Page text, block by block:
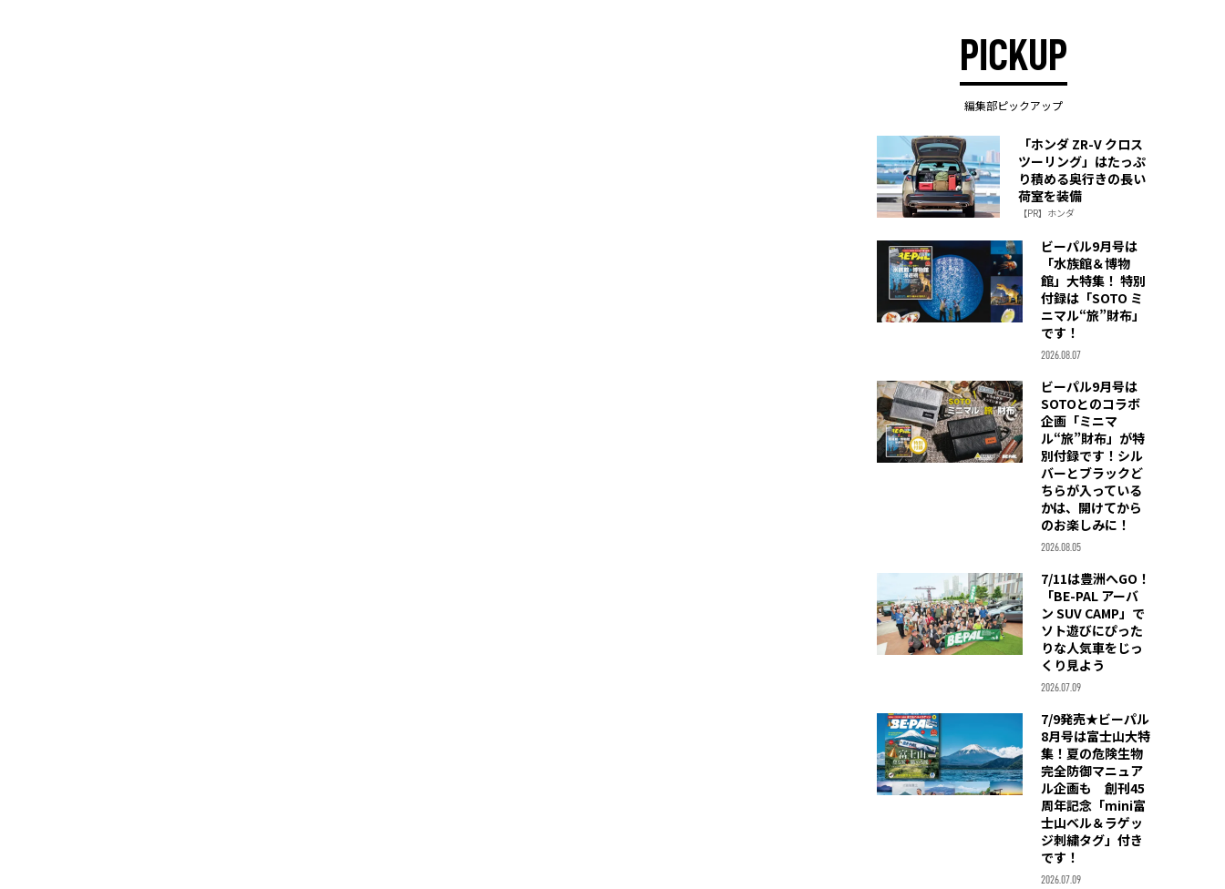
PICKUP
編集部ピックアップ
「ホンダ ZR-V クロス
ツーリング」はたっぷ
り積める奥行きの長い
荷室を装備
【PR】ホンダ
ビーパル9月号は
「水族館＆博物
館」大特集！ 特別
付録は「SOTO ミ
ニマル“旅”財布」
です！
2026.08.07
ビーパル9月号は
SOTOとのコラボ
企画「ミニマ
ル“旅”財布」が特
別付録です！シル
バーとブラックど
ちらが入っている
かは、開けてから
のお楽しみに！
2026.08.05
7/11は豊洲へGO！
「BE-PAL アーバ
ン SUV CAMP」で
ソト遊びにぴった
りな人気車をじっ
くり見よう
2026.07.09
7/9発売★ビーパル
8月号は富士山大特
集！夏の危険生物
完全防御マニュア
ル企画も 創刊45
周年記念「mini富
士山ベル＆ラゲッ
ジ刺繍タグ」付き
です！
2026.07.09